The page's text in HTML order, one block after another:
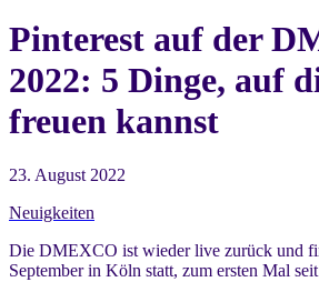
Pinterest auf der
2022: 5 Dinge, auf
freuen kannst
23. August 2022
Neuigkeiten
Die DMEXCO ist wieder live zurück und
September in Köln statt, zum ersten Mal